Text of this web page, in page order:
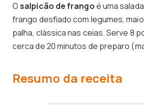
Osalpicão de frangoé uma
frango desfiado com legumes,
palha, clássica nas ceias. Serve 8
cerca de 20 minutos de preparo
Resumo da receita